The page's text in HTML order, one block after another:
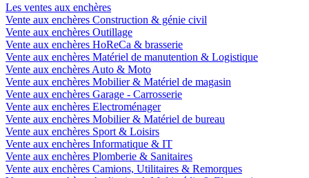
Les ventes aux enchères
Vente aux enchères Construction & génie civil
Vente aux enchères Outillage
Vente aux enchères HoReCa & brasserie
Vente aux enchères Matériel de manutention & Logistique
Vente aux enchères Auto & Moto
Vente aux enchères Mobilier & Matériel de magasin
Vente aux enchères Garage - Carrosserie
Vente aux enchères Electroménager
Vente aux enchères Mobilier & Matériel de bureau
Vente aux enchères Sport & Loisirs
Vente aux enchères Informatique & IT
Vente aux enchères Plomberie & Sanitaires
Vente aux enchères Camions, Utilitaires & Remorques